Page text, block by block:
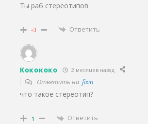
Ты раб стереотипов
-3 Ответить
Кокококо 2 месяцев назад
Ответить на fixin
что такое стереотип?
1 Ответить